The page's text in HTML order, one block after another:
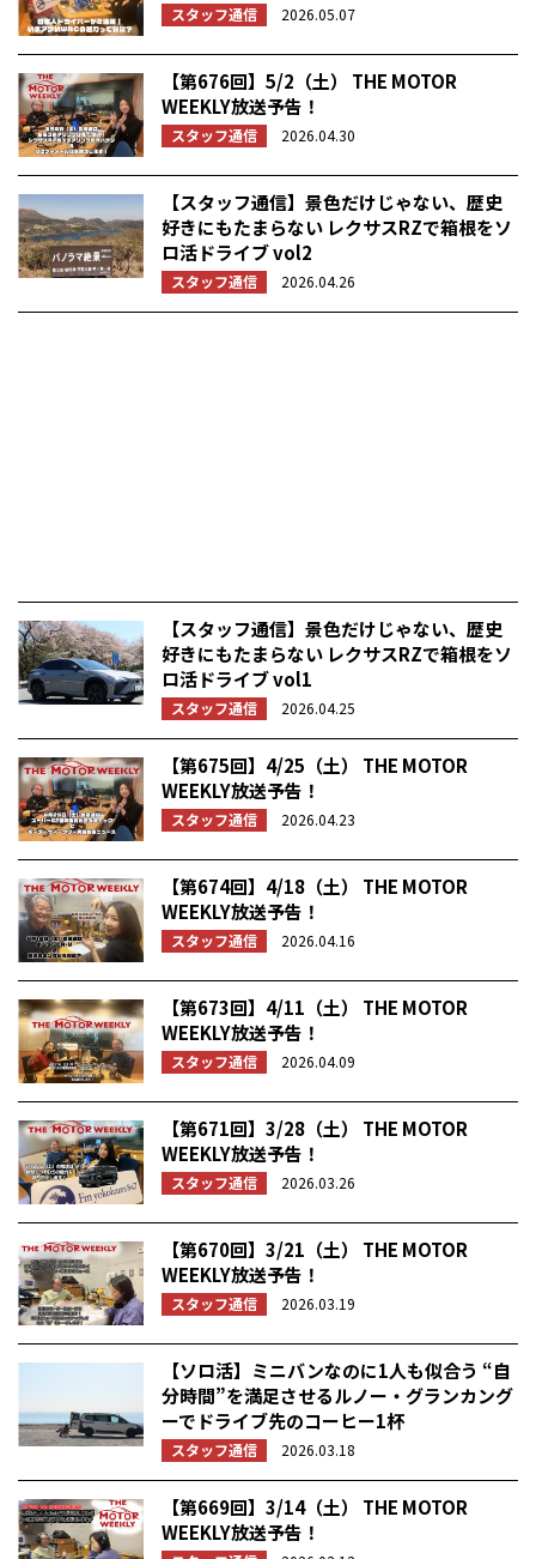
スタッフ通信 2026.05.07
【第676回】5/2（土） THE MOTOR
WEEKLY放送予告！
スタッフ通信 2026.04.30
【スタッフ通信】景色だけじゃない、歴史
好きにもたまらない レクサスRZで箱根をソ
ロ活ドライブ vol2
スタッフ通信 2026.04.26
【スタッフ通信】景色だけじゃない、歴史
好きにもたまらない レクサスRZで箱根をソ
ロ活ドライブ vol1
スタッフ通信 2026.04.25
【第675回】4/25（土） THE MOTOR
WEEKLY放送予告！
スタッフ通信 2026.04.23
【第674回】4/18（土） THE MOTOR
WEEKLY放送予告！
スタッフ通信 2026.04.16
【第673回】4/11（土） THE MOTOR
WEEKLY放送予告！
スタッフ通信 2026.04.09
【第671回】3/28（土） THE MOTOR
WEEKLY放送予告！
スタッフ通信 2026.03.26
【第670回】3/21（土） THE MOTOR
WEEKLY放送予告！
スタッフ通信 2026.03.19
【ソロ活】ミニバンなのに1人も似合う “自
分時間”を満足させるルノー・グランカング
ーでドライブ先のコーヒー1杯
スタッフ通信 2026.03.18
【第669回】3/14（土） THE MOTOR
WEEKLY放送予告！